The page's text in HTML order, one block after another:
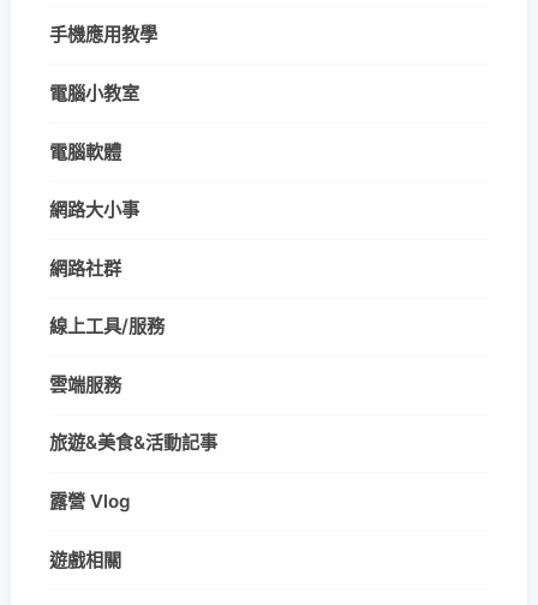
手機應用教學
電腦小教室
電腦軟體
網路大小事
網路社群
線上工具/服務
雲端服務
旅遊&美食&活動記事
露營 Vlog
遊戲相關